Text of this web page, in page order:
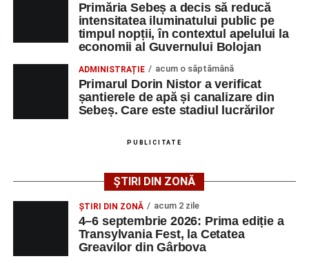
Adaugă-ne ca sursă preferată
Urmărește-ne pe Google News
Ultimele știri din Sebeș
Femeie de 66 de ani, transportată în stare gravă la
strada Dorobanți din Sebeș
Accident pe strada Dorobanți din Sebeș: fermeie
de 66 de ani rănită grav, după ce a fost lovită de o
motocicletă
4–6 septembrie 2026: Prima ediție a Transylvania
Primăria Sebeș a decis să reducă
intensitatea iluminatului public pe
timpul nopții, în contextul apelului la
economii al Guvernului Bolojan
ADMINISTRAȚIE acum o săptămână
Primarul Dorin Nistor a verificat
șantierele de apă și canalizare din
Sebeș. Care este stadiul lucrărilor
PUBLICITATE
ȘTIRI DIN ZONĂ
ȘTIRI DIN ZONĂ acum 2 zile
4–6 septembrie 2026: Prima ediție a
Transylvania Fest, la Cetatea
Greavilor din Gârbova